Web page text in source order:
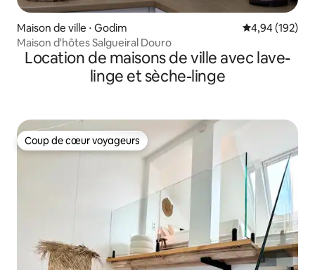
Maison de ville ⋅ Godim Évaluation
4,94 (192)
Maison d'hôtes Salgueiral Douro
Location de maisons de ville avec lave-
linge et sèche-linge
Coup de cœur voyageurs
Coup de cœur voyageurs